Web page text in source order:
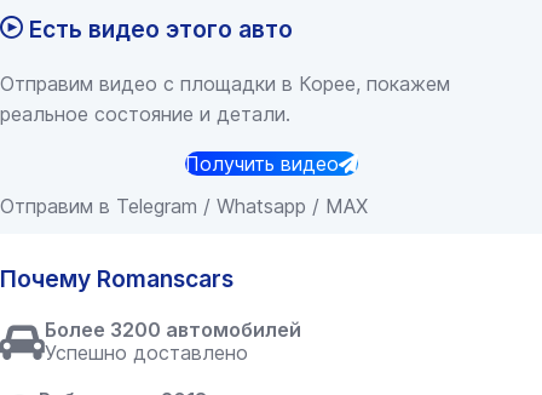
Есть видео этого авто
Отправим видео с площадки в Корее, покажем
реальное состояние и детали.
Получить видео
Отправим в Telegram / Whatsapp / MAX
Почему Romanscars
Более 3200 автомобилей
Успешно доставлено